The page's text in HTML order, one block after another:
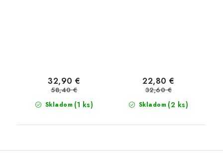
Skladom (1 ks)
32,90 €
58,40 €
Skladom (2 ks)
22,80 €
32,60 €